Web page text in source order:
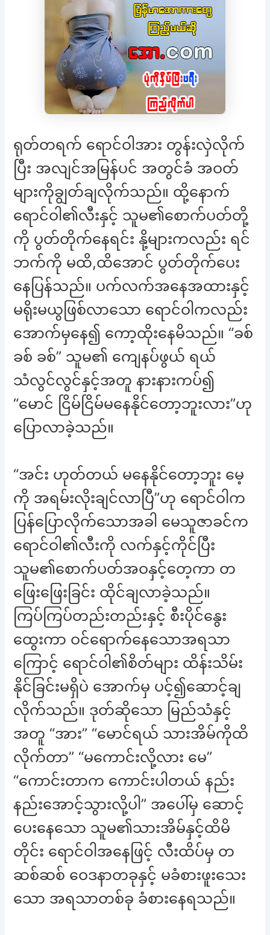
ရုတ်တရက် ရောင်ဝါအား တွန်းလှဲလိုက်
ပြီး အလျင်အမြန်ပင် အတွင်ခံ အဝတ်
များကိုချွတ်ချလိုက်သည်။ ထို့နောက်
ရောင်ဝါ၏လီးနှင့် သူမ၏စောက်ပတ်တို့
ကို ပွတ်တိုက်နေရင်း နို့များကလည်း ရင်
ဘက်ကို မထိ,ထိအောင် ပွတ်တိုက်ပေး
နေပြန်သည်။ ပက်လက်အနေအထားနှင့်
မရိုးမယွဖြစ်လာသော ရောင်ဝါကလည်း
အောက်မှနေ၍ ကော့ထိုးနေမိသည်။ “ခစ်
ခစ် ခစ်” သူမ၏ ကျေနပ်ဖွယ် ရယ်
သံလွင်လွင်နှင့်အတူ နားနားကပ်၍
“မောင် ငြိမ်ငြိမ်မနေနိုင်တော့ဘူးလား”ဟု
ပြောလာခဲ့သည်။
“အင်း ဟုတ်တယ် မနေနိုင်တော့ဘူး မေ့
ကို အရမ်းလိုးချင်လာပြီ”ဟု ရောင်ဝါက
ပြန်ပြောလိုက်သောအခါ မေသူဇာခင်က
ရောင်ဝါ၏လီးကို လက်နှင့်ကိုင်ပြီး
သူမ၏စောက်ပတ်အဝနှင့်တေ့ကာ တ
ဖြေးဖြေးခြင်း ထိုင်ချလာခဲ့သည်။
ကြပ်ကြပ်တည်းတည်းနှင့် စီးပိုင်နွေး
ထွေးကာ ဝင်ရောက်နေသောအရသာ
ကြောင့် ရောင်ဝါ၏စိတ်များ ထိန်းသိမ်း
နိုင်ခြင်းမရှိပဲ အောက်မှ ပင့်၍ဆောင့်ချ
လိုက်သည်။ ဒုတ်ဆိုသော မြည်သံနှင့်
အတူ “အား” “မောင်ရယ် သားအိမ်ကိုထိ
လိုက်တာ” “မကောင်းလို့လား မေ”
“ကောင်းတာက ကောင်းပါတယ် နည်း
နည်းအောင့်သွားလို့ပါ” အပေါ်မှ ဆောင့်
ပေးနေသော သူမ၏သားအိမ်နှင့်ထိမိ
တိုင်း ရောင်ဝါအနေဖြင့် လီးထိပ်မှ တ
ဆစ်ဆစ် ဝေဒနာတခုနှင့် မခံစားဖူးသေး
သော အရသာတစ်ခု ခံစားနေရသည်။